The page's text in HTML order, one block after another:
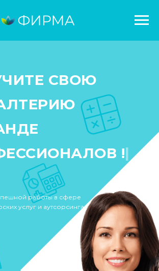
СВОЮ
!|
работы в сфере
услуг и аутсорсинга